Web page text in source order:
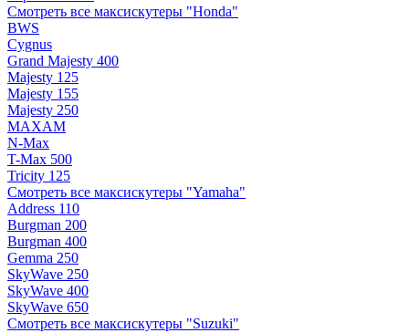
Смотреть все максискутеры "Honda"
BWS
Cygnus
Grand Majesty 400
Majesty 125
Majesty 155
Majesty 250
MAXAM
N-Max
T-Max 500
Tricity 125
Смотреть все максискутеры "Yamaha"
Address 110
Burgman 200
Burgman 400
Gemma 250
SkyWave 250
SkyWave 400
SkyWave 650
Смотреть все максискутеры "Suzuki"